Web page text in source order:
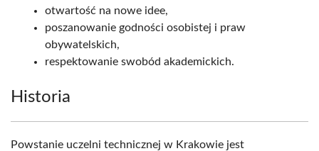
otwartość na nowe idee,
poszanowanie godności osobistej i praw
obywatelskich,
respektowanie swobód akademickich.
Historia
Powstanie uczelni technicznej w Krakowie jest